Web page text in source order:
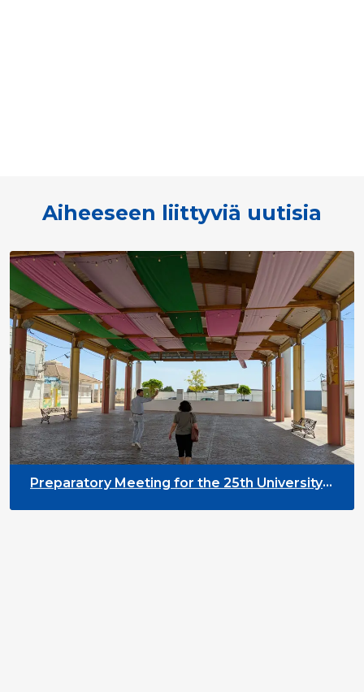
Aiheeseen liittyviä uutisia
Preparatory Meeting for the 25th University